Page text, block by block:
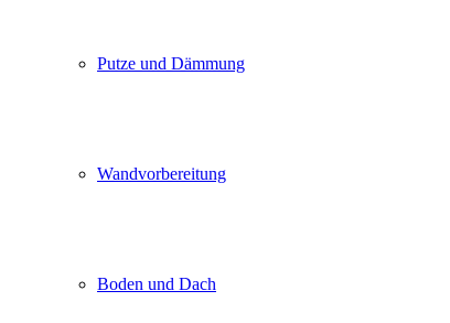
Putze und Dämmung
Wandvorbereitung
Boden und Dach